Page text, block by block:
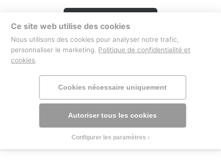
Ce site web utilise des cookies
Nous utilisons des cookies pour analyser notre trafic,
personnaliser le marketing. Politique de confidentialité et
cookies.
Cookies nécessaire uniquement
Autoriser tous les cookies
Configurer les paramètres